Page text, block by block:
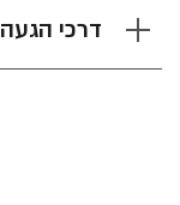
דרכי הגעה